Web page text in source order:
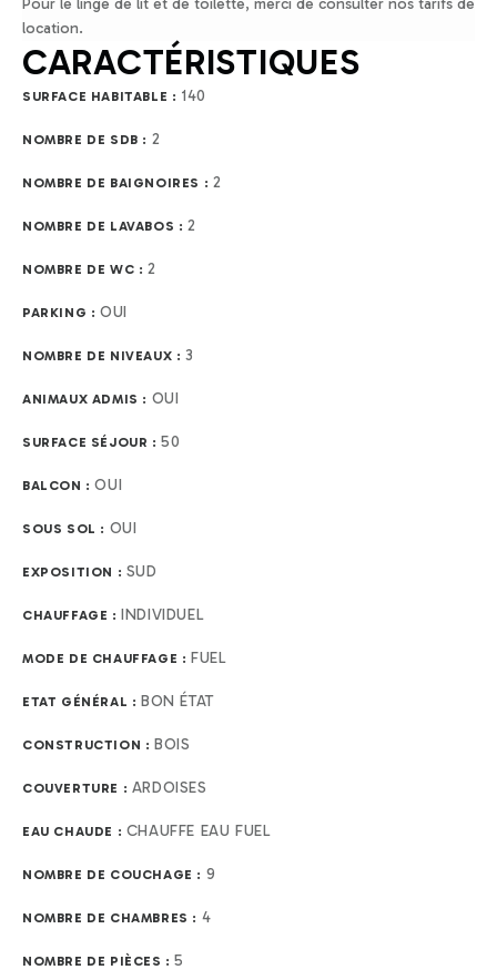
Pour le linge de lit et de toilette, merci de consulter nos tarifs de
location.
CARACTÉRISTIQUES
SURFACE HABITABLE : 140
NOMBRE DE SDB : 2
NOMBRE DE BAIGNOIRES : 2
NOMBRE DE LAVABOS : 2
NOMBRE DE WC : 2
PARKING : OUI
NOMBRE DE NIVEAUX : 3
ANIMAUX ADMIS : OUI
SURFACE SÉJOUR :50
BALCON :OUI
SOUS SOL : OUI
EXPOSITION : SUD
CHAUFFAGE : INDIVIDUEL
MODE DE CHAUFFAGE : FUEL
ETAT GÉNÉRAL : BON ÉTAT
CONSTRUCTION : BOIS
COUVERTURE : ARDOISES
EAU CHAUDE : CHAUFFE EAU FUEL
NOMBRE DE COUCHAGE : 9
NOMBRE DE CHAMBRES : 4
NOMBRE DE PIÈCES :5